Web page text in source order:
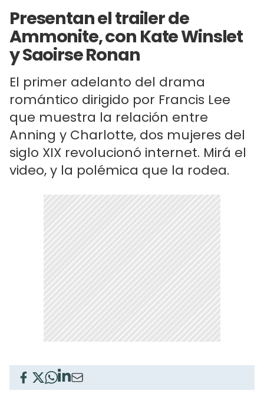
Presentan el trailer de
Ammonite, con Kate Winslet
y Saoirse Ronan
El primer adelanto del drama
romántico dirigido por Francis Lee
que muestra la relación entre
Anning y Charlotte, dos mujeres del
siglo XIX revolucionó internet. Mirá el
video, y la polémica que la rodea.